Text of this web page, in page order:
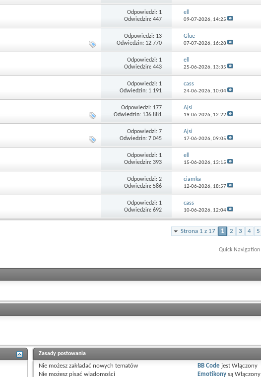
Odpowiedzi: 1
Odwiedzin: 447
ell
09-07-2026, 14:25
Odpowiedzi: 13
Odwiedzin: 12 770
Glue
07-07-2026, 16:28
Odpowiedzi: 1
Odwiedzin: 443
ell
25-06-2026, 13:35
Odpowiedzi: 1
Odwiedzin: 1 191
cass
24-06-2026, 10:04
Odpowiedzi: 177
Odwiedzin: 136 881
Ajsi
19-06-2026, 12:22
Odpowiedzi: 7
Odwiedzin: 7 045
Ajsi
17-06-2026, 09:05
Odpowiedzi: 1
Odwiedzin: 393
ell
15-06-2026, 13:15
Odpowiedzi: 2
Odwiedzin: 586
ciamka
12-06-2026, 18:57
Odpowiedzi: 1
Odwiedzin: 692
cass
10-06-2026, 12:04
Strona 1 z 17 1 2 3 4 5
Quick Navigation
Zasady postowania
Nie możeszzakładać nowych tematów
Nie możeszpisać wiadomości
BB Code jestWłączony
Emotikony sąWłączony